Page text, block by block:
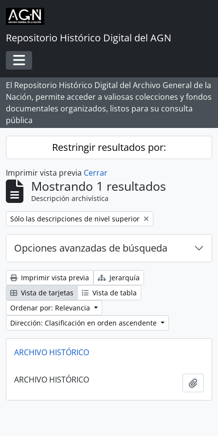
Skip to main content
Repositorio Histórico Digital del AGN
Toggle navigation
El Repositorio Histórico Digital del Archivo General de la
Nación, permite acceder a valiosas colecciones y fondos
documentales organizados, listos para su consulta
pública
Restringir resultados por:
Imprimir vista previa Cerrar
Mostrando 1 resultados
Descripción archivística
Remove filter:
Sólo las descripciones de nivel superior
Opciones avanzadas de búsqueda
Imprimir vista previa
Jerarquía
Vista de tarjetas
Vista de tabla
Ordenar por: Relevancia
Dirección: Clasificación en orden ascendente
ARCHIVO HISTÓRICO
ARCHIVO HISTÓRICO